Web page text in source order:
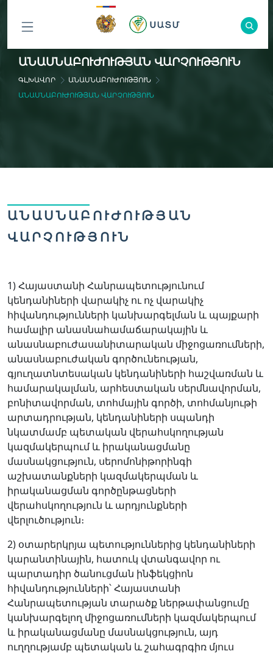
ԲՈԼՈՐ
ԲԱԺԻՆՆԵՐԸ
ԱՆԱՍՆԱԲՈՒԺՈՒԹՅԱՆ ՎԱՐՉՈՒԹՅՈՒՆ
ԳԼԽԱՎՈՐ
ԱՆԱՍՆԱԲՈՒԺՈՒԹՅՈՒՆ
ԱՆԱՍՆԱԲՈՒԺՈՒԹՅԱՆ ՎԱՐՉՈՒԹՅՈՒՆ
ԱՆԱՍՆԱԲՈՒԺՈՒԹՅԱՆ
ՎԱՐՉՈՒԹՅՈՒՆ
1) Հայաստանի Հանրապետությունում
կենդանիների վարակիչ ու ոչ վարակիչ
հիվանդությունների կանխարգելման և պայքարի
համալիր անասնահամաճարակային և
անասնաբուժասանիտարական միջոցառումների,
անասնաբուժական գործունեության,
գյուղատնտեսական կենդանիների հաշվառման և
համարակալման, արհեստական սերմնավորման,
բոնիտավորման, տոհմային գործի, տոհմանյութի
արտադրության, կենդանիների սպանդի
նկատմամբ պետական վերահսկողության
կազմակերպում և իրականացմանը
մասնակցություն, սերոմոնիթորինգի
աշխատանքների կազմակերպման և
իրականացման գործընթացների
վերահսկողություն և արդյունքների
վերլուծություն։
2) օտարերկրյա պետություններից կենդանիների
կարանտինային, հատուկ վտանգավոր ու
պարտադիր ծանուցման ինֆեկցիոն
հիվանդությունների՝ Հայաստանի
Հանրապետության տարածք ներթափանցումը
կանխարգելող միջոցառումների կազմակերպում
և իրականացմանը մասնակցություն, այդ
ուղղությամբ պետական և շահագրգիռ մյուս